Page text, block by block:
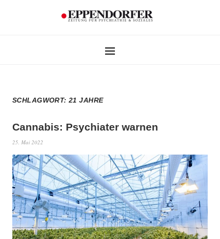
SCHLAGWORT:21 JAHRE
Cannabis: Psychiater warnen
25. Mai 2022